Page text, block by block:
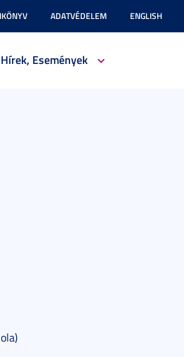
ADATVÉDELEM ENGLISH
Hírek, Események